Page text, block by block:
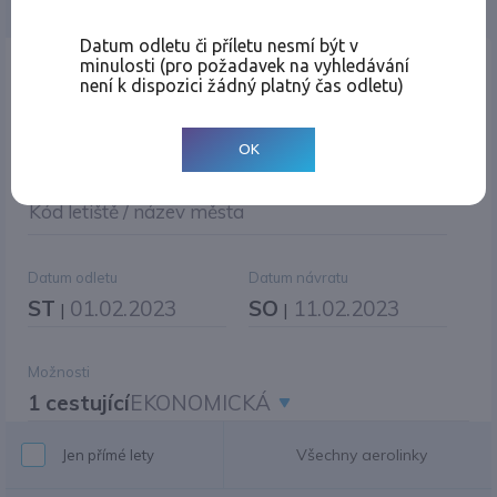
Místo odletu
Kód letiště / název města
Datum odletu
ST | 01.02.2023
Datum návratu
SO | 11.02.2023
Možnosti
1 cestujícíEKONOMICKÁ
Jen přímé lety Všechny aerolinky
Datum odletu či příletu nesmí být v
minulosti (pro požadavek na vyhledávání
není k dispozici žádný platný čas odletu)
OK